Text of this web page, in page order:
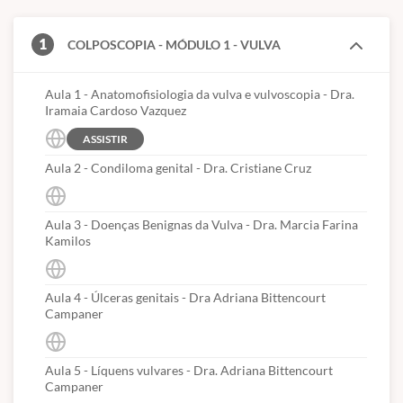
infecções na gestação.
oncoginecologia e nas novas tecnologias aplicadas à prática
Voltado para médicos ginecologistas, obstetras, residentes e
profissionais da saúde feminina, o Atlas proporciona uma
formação sólida, atual e aplicável à rotina clínica — reunindo o
conhecimento essencial para uma atuação segura, humanizada e
de excelência.
Um conteúdo abrangente, estruturado e didático — que
transforma teoria em prática e consolida a jornada do cuidado
feminino.
Diferenciais do curso:
1 COLPOSCOPIA - MÓDULO 1 - VULVA
Aula 1 - Anatomofisiologia da vulva e vulvoscopia - Dra.
Iramaia Cardoso Vazquez
ASSISTIR
Aula 2 - Condiloma genital - Dra. Cristiane Cruz
Aula 3 - Doenças Benignas da Vulva - Dra. Marcia Farina
Kamilos
Aula 4 - Úlceras genitais - Dra Adriana Bittencourt
Campaner
Aula 5 - Líquens vulvares - Dra. Adriana Bittencourt
Campaner